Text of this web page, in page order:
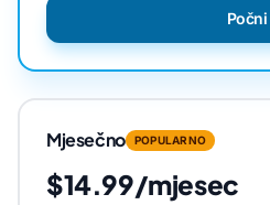
Počni
Mjesečno POPULARNO
$14.99/mjesec